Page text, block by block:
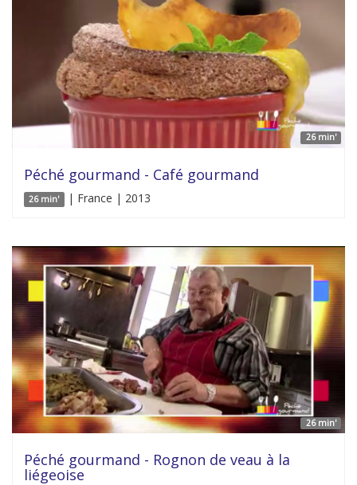
26 min'
Péché gourmand - Café gourmand
26 min' | France | 2013
26 min'
Péché gourmand - Rognon de veau à la
liégeoise